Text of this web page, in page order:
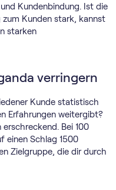
Kundenbindung. Ist die
Kunden stark, kannst
starken
verringern
Kunde statistisch
Erfahrungen weitergibt?
Bei 100
einen Schlag 1500
Zielgruppe, die dir durch